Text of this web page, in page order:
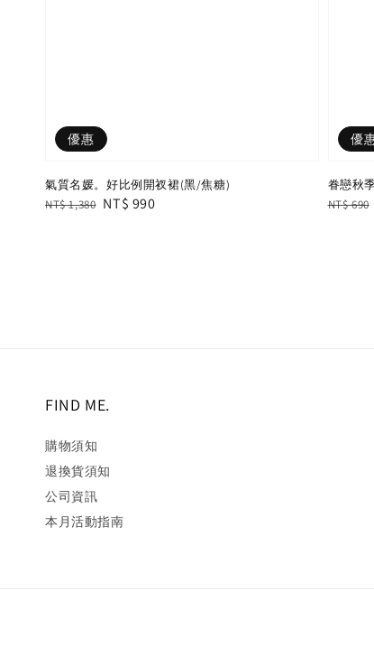
優惠
氣質名媛。好比例開衩裙(黑/焦糖)
Regular
NT$ 1,380 Sale
NT$ 990
優
眷戀秋
Regular
NT$ 690
FIND ME.
購物須知
退換貨須知
公司資訊
本月活動指南